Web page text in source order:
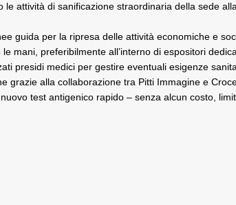
attività di sanificazione straordinaria della sede
guida per la ripresa delle attività economiche e
mani, preferibilmente all’interno di espositori
presidi medici per gestire eventuali esigenze
grazie alla collaborazione tra Pitti Immagine e
test antigenico rapido – senza alcun costo,